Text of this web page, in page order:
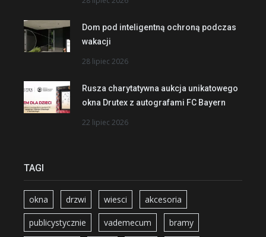
Dom pod inteligentną ochroną podczas
wakacji
28 lipiec 2026
Rusza charytatywna aukcja unikatowego
okna Drutex z autografami FC Bayern
22 lipiec 2026
TAGI
okna drzwi wiesci akcesoria
publicystycznie vademecum bramy